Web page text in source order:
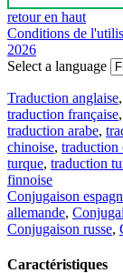
retour en haut
Conditions de
2026
Select a language
Traduction anglaise,
traduction française,
traduction arabe,
chinoise, traduction
turque, traduction
finnoise
Conjugaison
allemande,
Conjugaison russe,
Caractéristiques